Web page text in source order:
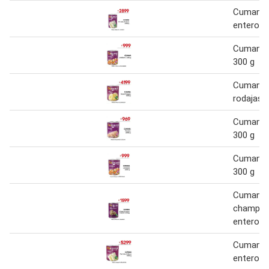
enteros
Cumana
300 g
Cumana
rodajas
300 g
Cumana
300 g
Cumana
enteros
enteros